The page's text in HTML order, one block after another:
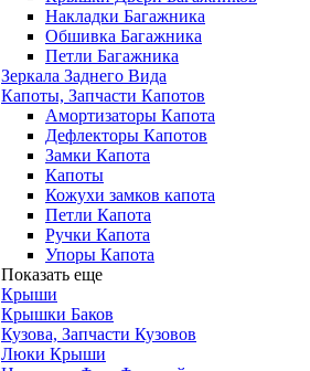
Накладки Багажника
Обшивка Багажника
Петли Багажника
Зеркала Заднего Вида
Капоты, Запчасти Капотов
Амортизаторы Капота
Дефлекторы Капотов
Замки Капота
Капоты
Кожухи замков капота
Петли Капота
Ручки Капота
Упоры Капота
Показать еще
Крыши
Крышки Баков
Кузова, Запчасти Кузовов
Люки Крыши